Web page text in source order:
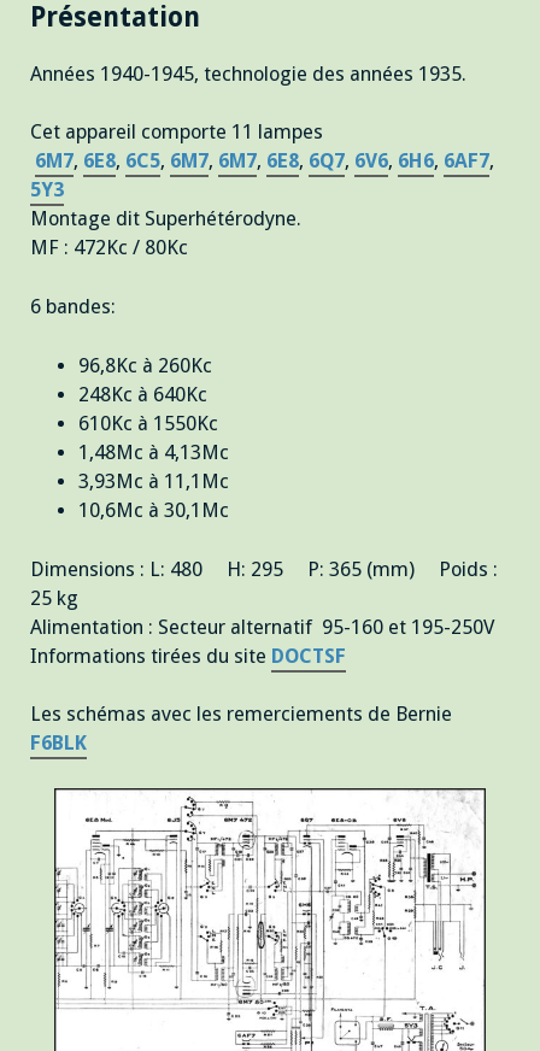
Présentation
Années 1940-1945, technologie des années 1935.
Cet appareil comporte 11 lampes
6M7, 6E8, 6C5, 6M7, 6M7, 6E8, 6Q7, 6V6, 6H6, 6AF7,
5Y3
Montage dit Superhétérodyne.
MF : 472Kc / 80Kc
6 bandes:
96,8Kc à 260Kc
248Kc à 640Kc
610Kc à 1550Kc
1,48Mc à 4,13Mc
3,93Mc à 11,1Mc
10,6Mc à 30,1Mc
Dimensions : L: 480 H: 295 P: 365 (mm) Poids :
25 kg
Alimentation : Secteur alternatif 95-160 et 195-250V
Informations tirées du site DOCTSF
Les schémas avec les remerciements de Bernie
F6BLK